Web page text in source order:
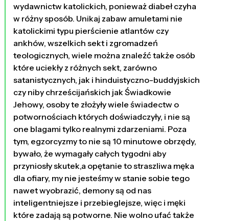
wydawnictw katolickich, ponieważ diabeł czyha
w różny sposób. Unikaj zabaw amuletami nie
katolickimi typu pierścienie atlantów czy
ankhów, wszelkich sekt i zgromadzeń
teologicznych, wiele można znaleźć także osób
które uciekły z różnych sekt, zarówno
satanistycznych, jak i hinduistyczno-buddyjskich
czy niby chrześcijańskich jak Świadkowie
Jehowy, osoby te złożyły wiele świadectw o
potwornościach których doświadczyły, i nie są
one blagami tylko realnymi zdarzeniami. Poza
tym, egzorcyzmy to nie są 10 minutowe obrzędy,
bywało, że wymagały całych tygodni aby
przyniosły skutek,a opętanie to straszliwa męka
dla ofiary, my nie jesteśmy w stanie sobie tego
nawet wyobrazić, demony są od nas
inteligentniejsze i przebieglejsze, więc i męki
które zadają są potworne. Nie wolno ufać także